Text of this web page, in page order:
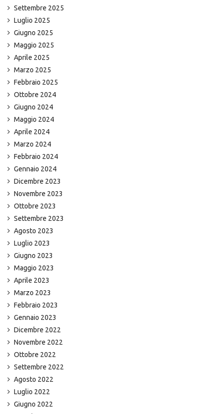
Settembre 2025
Luglio 2025
Giugno 2025
Maggio 2025
Aprile 2025
Marzo 2025
Febbraio 2025
Ottobre 2024
Giugno 2024
Maggio 2024
Aprile 2024
Marzo 2024
Febbraio 2024
Gennaio 2024
Dicembre 2023
Novembre 2023
Ottobre 2023
Settembre 2023
Agosto 2023
Luglio 2023
Giugno 2023
Maggio 2023
Aprile 2023
Marzo 2023
Febbraio 2023
Gennaio 2023
Dicembre 2022
Novembre 2022
Ottobre 2022
Settembre 2022
Agosto 2022
Luglio 2022
Giugno 2022